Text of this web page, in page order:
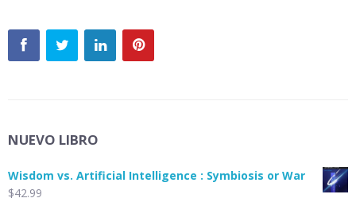
NUEVO LIBRO
Wisdom vs. Artificial Intelligence : Symbiosis or War
$42.99